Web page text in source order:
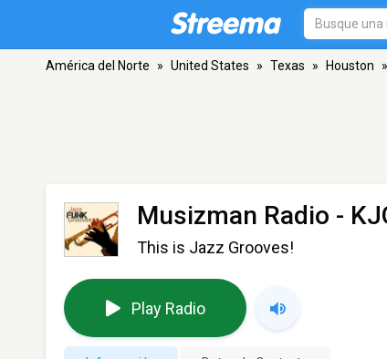
América del Norte » United States » Texas » Houston »
Musizman Radio -
This is Jazz Grooves!
Play Radio